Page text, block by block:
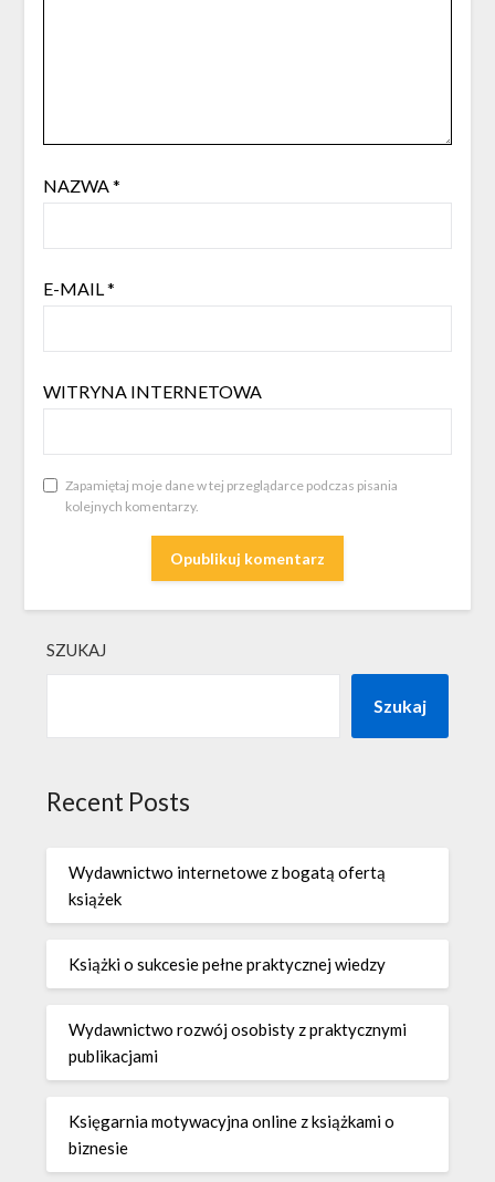
NAZWA*
E-MAIL*
WITRYNA INTERNETOWA
Zapamiętaj moje dane w tej przeglądarce podczas pisania
kolejnych komentarzy.
SZUKAJ
Szukaj
Recent Posts
Wydawnictwo internetowe z bogatą ofertą
książek
Książki o sukcesie pełne praktycznej wiedzy
Wydawnictwo rozwój osobisty z praktycznymi
publikacjami
Księgarnia motywacyjna online z książkami o
biznesie